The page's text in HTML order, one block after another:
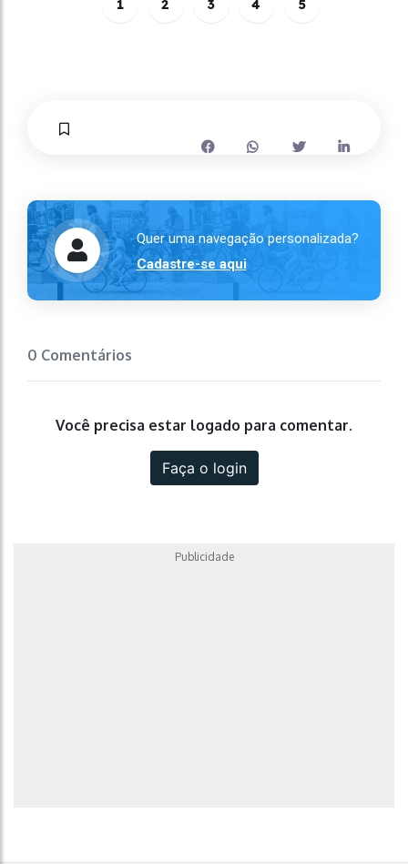
1 2 3 4 5
Quer uma navegação personalizada?
Cadastre-se aqui
0 Comentários
Você precisa estar logado para comentar.
Faça o login
Publicidade